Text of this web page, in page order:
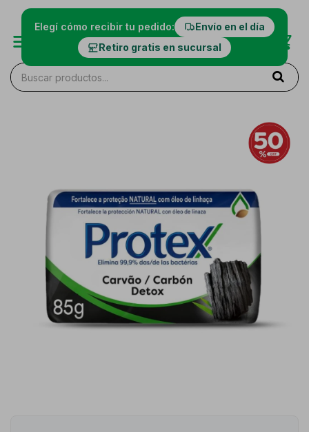
Elegí cómo recibir tu pedido:
Envío en el día
Retiro gratis en sucursal